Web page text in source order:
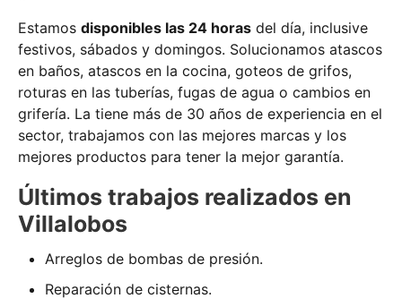
Estamos disponibles las 24 horas del día, inclusive
festivos, sábados y domingos. Solucionamos atascos
en baños, atascos en la cocina, goteos de grifos,
roturas en las tuberías, fugas de agua o cambios en
grifería. La tiene más de 30 años de experiencia en el
sector, trabajamos con las mejores marcas y los
mejores productos para tener la mejor garantía.
Últimos trabajos realizados en
Villalobos
Arreglos de bombas de presión.
Reparación de cisternas.